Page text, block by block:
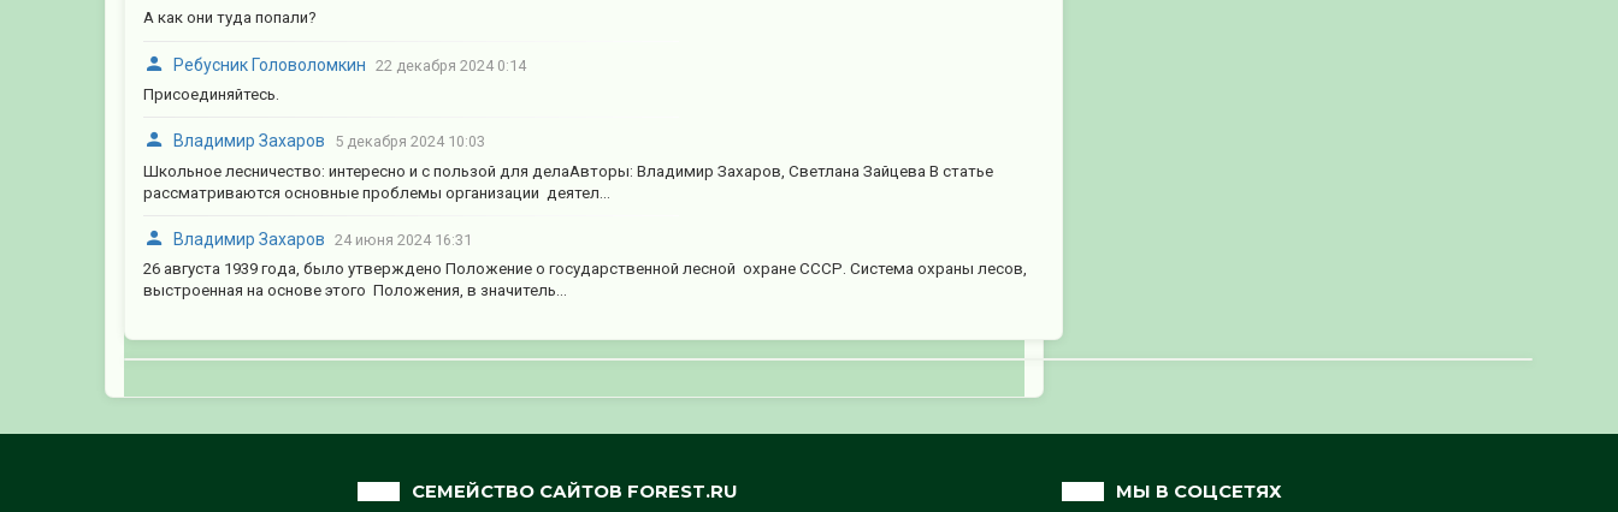
А как они туда попали?
Ребусник Головоломкин 22 декабря 2024 0:14
Присоединяйтесь.
Владимир Захаров
5 декабря 2024 10:03
Школьное лесничество: интересно и с пользой для делаАвторы: Владимир Захаров, Светлана Зайцева В статье
рассматриваются основные проблемы организации деятел...
Владимир Захаров 24 июня 2024 16:31
26 августа 1939 года, было утверждено Положение о государственной лесной охране СССР. Система охраны лесов,
выстроенная на основе этого Положения, в значитель...
СЕМЕЙСТВО САЙТОВ FOREST.RU МЫ В СОЦСЕТЯХ